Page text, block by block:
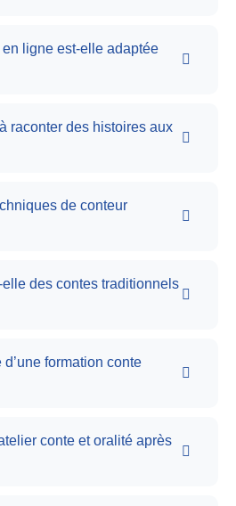
en ligne est-elle adaptée
raconter des histoires aux
de conteur
des contes traditionnels
formation conte
conte et oralité après